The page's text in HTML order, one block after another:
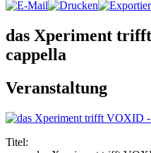
das Xperiment
cappella
Veranstaltung
Titel: